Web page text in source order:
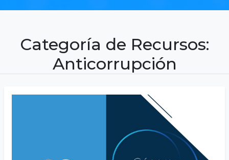
Categoría de Recursos:
Anticorrupción